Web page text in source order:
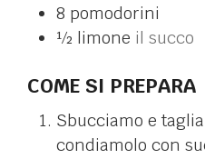
8 pomodorini
½ limone il succo
COME SI PREPARA
Sbucciamo e
condiamolo con